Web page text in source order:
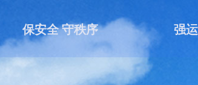
保安全 守秩序 强